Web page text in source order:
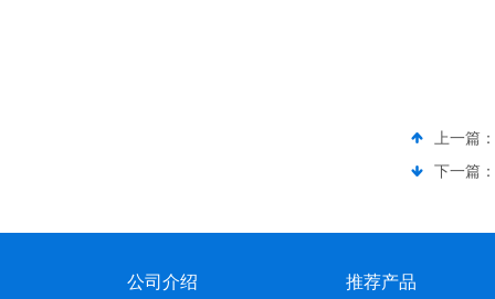
上一篇：
下一篇：
公司介绍 推荐产品